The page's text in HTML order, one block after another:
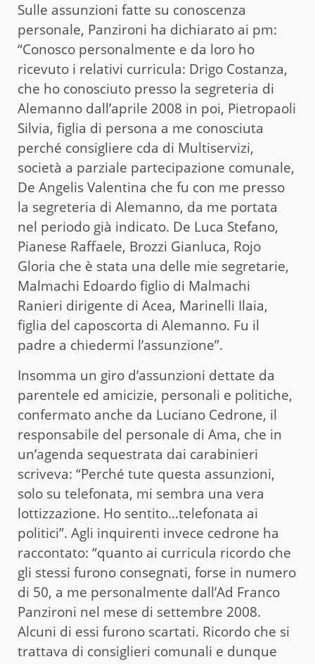
Sulle assunzioni fatte su conoscenza
personale, Panzironi ha dichiarato ai pm:
“Conosco personalmente e da loro ho
ricevuto i relativi curricula: Drigo Costanza,
che ho conosciuto presso la segreteria di
Alemanno dall’aprile 2008 in poi, Pietropaoli
Silvia, figlia di persona a me conosciuta
perché consigliere cda di Multiservizi,
società a parziale partecipazione comunale,
De Angelis Valentina che fu con me presso
la segreteria di Alemanno, da me portata
nel periodo già indicato. De Luca Stefano,
Pianese Raffaele, Brozzi Gianluca, Rojo
Gloria che è stata una delle mie segretarie,
Malmachi Edoardo figlio di Malmachi
Ranieri dirigente di Acea, Marinelli Ilaia,
figlia del caposcorta di Alemanno. Fu il
padre a chiedermi l’assunzione”.
Insomma un giro d’assunzioni dettate da
parentele ed amicizie, personali e politiche,
confermato anche da Luciano Cedrone, il
responsabile del personale di Ama, che in
un’agenda sequestrata dai carabinieri
scriveva: “Perché tute questa assunzioni,
solo su telefonata, mi sembra una vera
lottizzazione. Ho sentito…telefonata ai
politici”. Agli inquirenti invece cedrone ha
raccontato: “quanto ai curricula ricordo che
gli stessi furono consegnati, forse in numero
di 50, a me personalmente dall’Ad Franco
Panzironi nel mese di settembre 2008.
Alcuni di essi furono scartati. Ricordo che si
trattava di consiglieri comunali e dunque